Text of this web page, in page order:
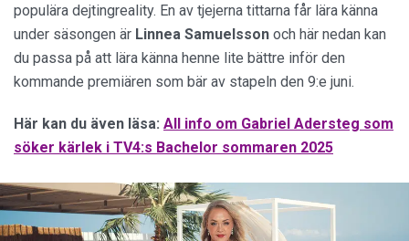
populära dejtingreality. En av tjejerna tittarna får lära känna
under säsongen är Linnea Samuelsson och här nedan kan
du passa på att lära känna henne lite bättre inför den
kommande premiären som bär av stapeln den 9:e juni.
Här kan du även läsa: All info om Gabriel Adersteg som
söker kärlek i TV4:s Bachelor sommaren 2025